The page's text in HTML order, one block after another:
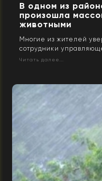
В одном из
произошла
животными
Многие из жителей
сотрудники
Читать далее...